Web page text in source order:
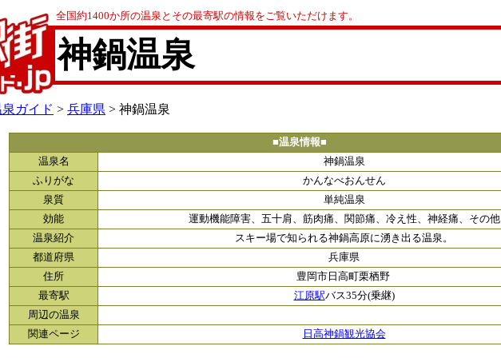
全国約1400か所の温泉とその最寄駅の情報をご覧いただけます。
神鍋温泉
ガイド > 兵庫県 > 神鍋温泉
■温泉情報■
温泉名
神鍋温泉
ふりがな
かんなべおんせん
泉質
単純温泉
効能
運動機能障害、五十肩、筋肉痛、関節痛、冷え性、神経痛、その他
温泉紹介
スキー場で知られる神鍋高原に湧き出る温泉。
都道府県
兵庫県
住所
豊岡市日高町栗栖野
最寄駅
江原駅バス35分(乗継)
周辺の温泉
関連ページ
日高神鍋観光協会